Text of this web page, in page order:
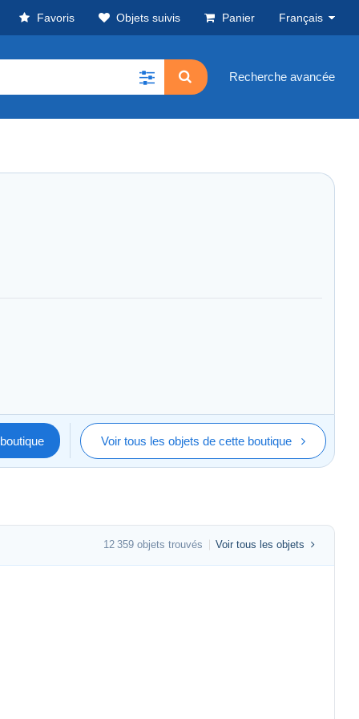
Favoris Objets suivis Panier Français
Recherche avancée
Voir tous les objets de cette boutique
12 359 objets trouvés Voir tous les objets